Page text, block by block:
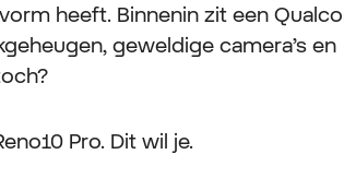
heeft. Binnenin zit een
geweldige camera’s en
Pro. Dit wil je.